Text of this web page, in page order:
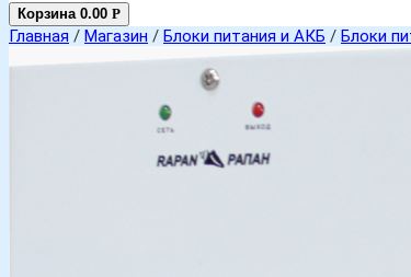
Корзина 0.00 Р
Главная / Магазин / Блоки питания и АКБ / Блоки